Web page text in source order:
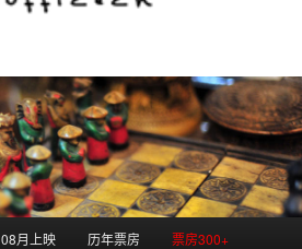
08月上映 历年票房 票房300+